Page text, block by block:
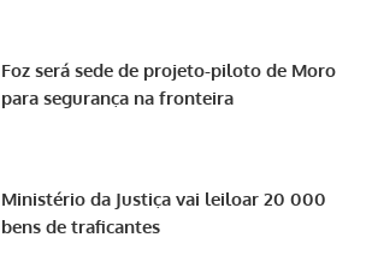
Foz será sede de projeto-piloto de Moro
para segurança na fronteira
Ministério da Justiça vai leiloar 20 000
bens de traficantes